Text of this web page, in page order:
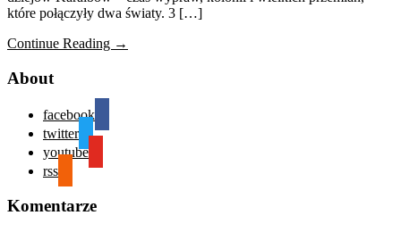
które połączyły dwa światy. 3 […]
Continue Reading →
About
facebook
twitter
youtube
rss
Komentarze